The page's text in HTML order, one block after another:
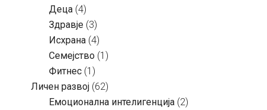
Деца (4)
Здравје (3)
Исхрана (4)
Семејство (1)
Фитнес (1)
Личен развој (62)
Емоционална интелигенција (2)